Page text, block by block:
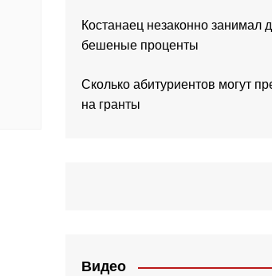
Костанаец незаконно занимал
бешеные проценты
Сколько абитуриентов могут
на гранты
Видео